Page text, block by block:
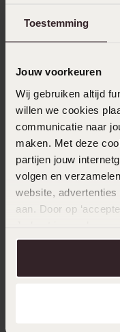
Toestemming
Jouw voorkeuren
Wij gebruiken altijd
willen we cookies
communicatie naar
maken. Met deze
partijen jouw
volgen en
website,
aan. Door op
over in ons
1
Trusted shops
19-04-2025 - Ria
Ook leuk